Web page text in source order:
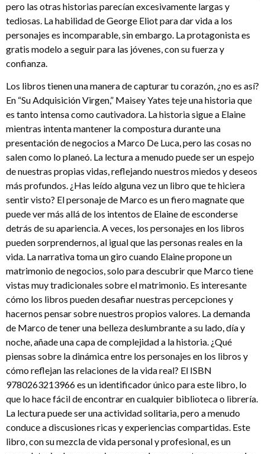
pero las otras historias parecían excesivamente largas y
tediosas. La habilidad de George Eliot para dar vida a los
personajes es incomparable, sin embargo. La protagonista es
gratis modelo a seguir para las jóvenes, con su fuerza y
confianza.
Los libros tienen una manera de capturar tu corazón, ¿no es así?
En “Su Adquisición Virgen,” Maisey Yates teje una historia que
es tanto intensa como cautivadora. La historia sigue a Elaine
mientras intenta mantener la compostura durante una
presentación de negocios a Marco De Luca, pero las cosas no
salen como lo planeó. La lectura a menudo puede ser un espejo
de nuestras propias vidas, reflejando nuestros miedos y deseos
más profundos. ¿Has leído alguna vez un libro que te hiciera
sentir visto? El personaje de Marco es un fiero magnate que
puede ver más allá de los intentos de Elaine de esconderse
detrás de su apariencia. A veces, los personajes en los libros
pueden sorprendernos, al igual que las personas reales en la
vida. La narrativa toma un giro cuando Elaine propone un
matrimonio de negocios, solo para descubrir que Marco tiene
vistas muy tradicionales sobre el matrimonio. Es interesante
cómo los libros pueden desafiar nuestras percepciones y
hacernos pensar sobre nuestros propios valores. La demanda
de Marco de tener una belleza deslumbrante a su lado, día y
noche, añade una capa de complejidad a la historia. ¿Qué
piensas sobre la dinámica entre los personajes en los libros y
cómo reflejan las relaciones de la vida real? El ISBN
9780263213966 es un identificador único para este libro, lo
que lo hace fácil de encontrar en cualquier biblioteca o librería.
La lectura puede ser una actividad solitaria, pero a menudo
conduce a discusiones ricas y experiencias compartidas. Este
libro, con su mezcla de vida personal y profesional, es un